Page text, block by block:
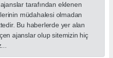
tarafından eklenen
müdahalesi olmadan
Bu haberlerde yer alan
ajanslar olup sitemizin hiç